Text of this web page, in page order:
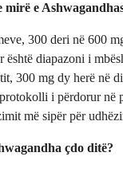
mirë e
300 deri në 600
është diapazoni i
300 mg dy herë në
i përdorur në
më sipër për
çdo ditë?